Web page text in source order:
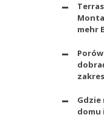
mehr
Gdzie
domu